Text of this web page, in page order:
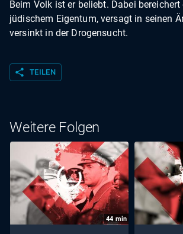
Beim Volk ist er beliebt. Dabei bereichert
jüdischem Eigentum, versagt in seinen
versinkt in der Drogensucht.
share TEILEN
Weitere Folgen
44 min